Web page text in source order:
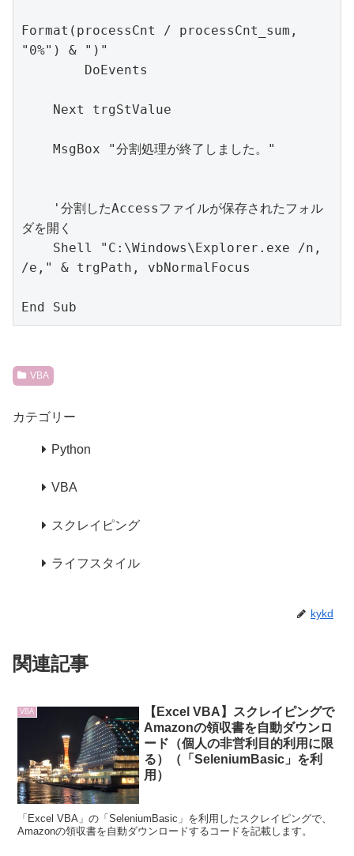
Format(processCnt / processCnt_sum,
"0%") & ")"
ダを開く
/e," & trgPath, vbNormalFocus
End Sub
VBA
カテゴリー
Python
VBA
スクレイピング
ライフスタイル
kykd
関連記事
VBA
【Excel VBA】スクレイピングで
Amazonの領収書を自動ダウンロ
ード（個人の非営利目的利用に限
る）（「SeleniumBasic」を利
用）
「Excel VBA」の「SeleniumBasic」を利用したスクレイピングで、
Amazonの領収書を自動ダウンロードするコードを記載します。